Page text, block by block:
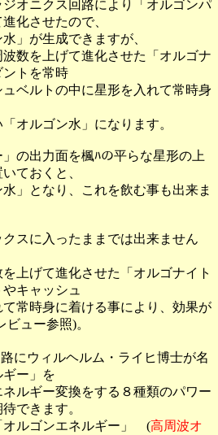
オニクス回路により「オルゴンパ
化させたので、
」が生成できますが、
波数を上げて進化させた「オルゴナ
トを常時
ベルトの中に星形を入れて常時身
オルゴン水」になります。
の出力面を楓ﾊの平らな星形の上
ておくと、
」となり、これを飲む事も出来ま
スに入ったままでは出来ません
上げて進化させた「オルゴナイト
キャッシュ
常時身に着ける事により、効果が
ュー参照)。
にウィルヘルム・ライヒ博士が名
ー」を
ルギー変換をする８種類のパワー
できます。
オルゴンエネルギー」 (高周波オ